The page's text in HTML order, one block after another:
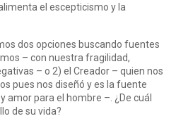
el escepticismo y la
dos opciones buscando fuentes
– con nuestra fragilidad,
– o 2) el Creador – quien nos
pues nos diseñó y es la fuente
amor para el hombre –. ¿De cuál
de su vida?